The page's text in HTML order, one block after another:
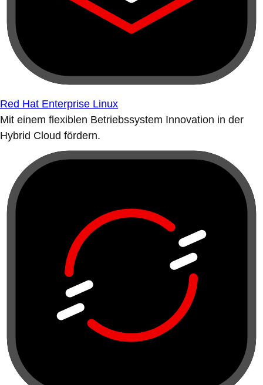
Red Hat Enterprise Linux
Mit einem flexiblen Betriebssystem Innovation in der
Hybrid Cloud fördern.